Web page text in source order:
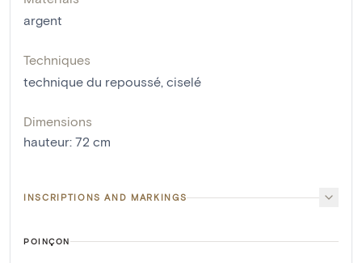
argent
Techniques
technique du repoussé, ciselé
Dimensions
hauteur: 72 cm
INSCRIPTIONS AND MARKINGS
POINÇON